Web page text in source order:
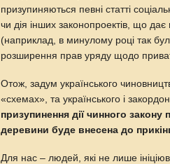
призупиняються певні статті
чи дія інших законопроектів, що
(наприклад, в минулому році так
розширення прав уряду щодо
Отож, задум українського
«схемах», та українського і
призупинення дії чинного закону
деревини буде внесена до
Для нас – людей, які не лише